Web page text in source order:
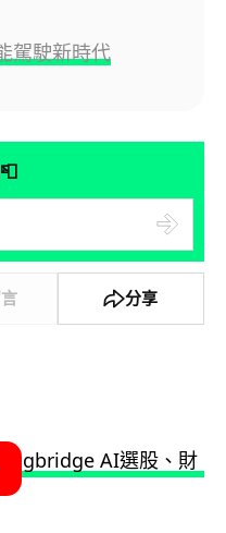
駕駛新時代
📮
分享